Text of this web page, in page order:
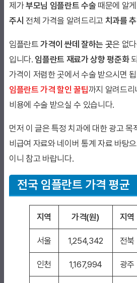
제가부모님 임플란트 수술 때문에 알
주시 전체 가격을 알려드리고 치과를
임플란트가격이 싼데 잘하는 곳은 없
입니다. 임플란트 재료가 상향 평준화
가격이 저렴한 곳에서 수술 받으시면
임플란트 가격 할인 꿀팁까지 알려드
비용에 수술 받으실 수 있습니다.
먼저 이 글은 특정 치과에 대한 광고 목
비급여 자료와 네이버 통계 자료 바탕
이니 참고 바랍니다.
전국 임플란트 가격 평균
지역 가격(원) 지역
서울 1,254,342 전북
인천 1,167,994 광주